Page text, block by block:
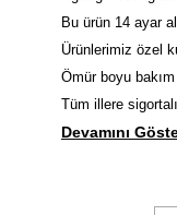
Bu ürün 14 ayar
Ürünlerimiz özel
Ömür boyu
Tüm illere
Devamını